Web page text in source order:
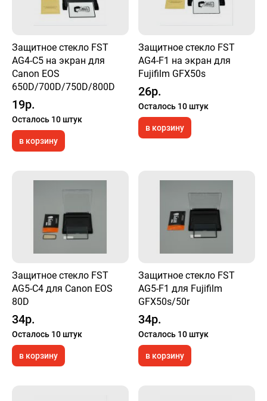
Защитное стекло FST
AG4-C5 на экран для
Canon EOS
650D/700D/750D/800D
19р.
Осталось 10 штук
в корзину
Защитное стекло FST
AG4-F1 на экран для
Fujifilm GFX50s
26р.
Осталось 10 штук
в корзину
Защитное стекло FST
AG5-C4 для Canon EOS
80D
34р.
Осталось 10 штук
в корзину
Защитное стекло FST
AG5-F1 для Fujifilm
GFX50s/50r
34р.
Осталось 10 штук
в корзину